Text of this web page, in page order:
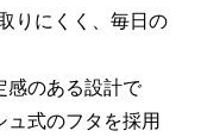
りにくく、毎日の
感のある設計で
式のフタを採用